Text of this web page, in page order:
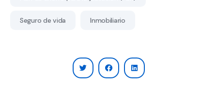
Seguro de vida Inmobiliario